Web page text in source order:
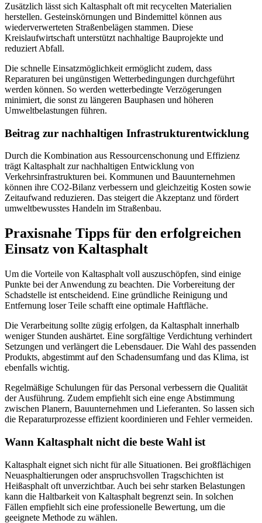
Zusätzlich lässt sich Kaltasphalt oft mit recycelten Materialien
herstellen. Gesteinskörnungen und Bindemittel können aus
wiederverwerteten Straßenbelägen stammen. Diese
Kreislaufwirtschaft unterstützt nachhaltige Bauprojekte und
reduziert Abfall.
Die schnelle Einsatzmöglichkeit ermöglicht zudem, dass
Reparaturen bei ungünstigen Wetterbedingungen durchgeführt
werden können. So werden wetterbedingte Verzögerungen
minimiert, die sonst zu längeren Bauphasen und höheren
Umweltbelastungen führen.
Beitrag zur nachhaltigen Infrastrukturentwicklung
Durch die Kombination aus Ressourcenschonung und Effizienz
trägt Kaltasphalt zur nachhaltigen Entwicklung von
Verkehrsinfrastrukturen bei. Kommunen und Bauunternehmen
können ihre CO2-Bilanz verbessern und gleichzeitig Kosten sowie
Zeitaufwand reduzieren. Das steigert die Akzeptanz und fördert
umweltbewusstes Handeln im Straßenbau.
Praxisnahe Tipps für den erfolgreichen
Einsatz von Kaltasphalt
Um die Vorteile von Kaltasphalt voll auszuschöpfen, sind einige
Punkte bei der Anwendung zu beachten. Die Vorbereitung der
Schadstelle ist entscheidend. Eine gründliche Reinigung und
Entfernung loser Teile schafft eine optimale Haftfläche.
Die Verarbeitung sollte zügig erfolgen, da Kaltasphalt innerhalb
weniger Stunden aushärtet. Eine sorgfältige Verdichtung verhindert
Setzungen und verlängert die Lebensdauer. Die Wahl des passenden
Produkts, abgestimmt auf den Schadensumfang und das Klima, ist
ebenfalls wichtig.
Regelmäßige Schulungen für das Personal verbessern die Qualität
der Ausführung. Zudem empfiehlt sich eine enge Abstimmung
zwischen Planern, Bauunternehmen und Lieferanten. So lassen sich
die Reparaturprozesse effizient koordinieren und Fehler vermeiden.
Wann Kaltasphalt nicht die beste Wahl ist
Kaltasphalt eignet sich nicht für alle Situationen. Bei großflächigen
Neuasphaltierungen oder anspruchsvollen Tragschichten ist
Heißasphalt oft unverzichtbar. Auch bei sehr starken Belastungen
kann die Haltbarkeit von Kaltasphalt begrenzt sein. In solchen
Fällen empfiehlt sich eine professionelle Bewertung, um die
geeignete Methode zu wählen.